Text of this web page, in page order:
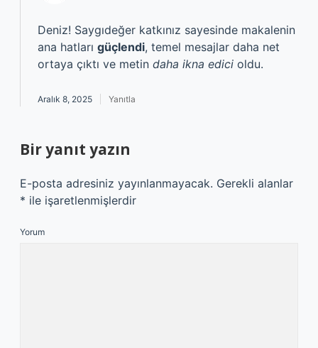
Deniz! Saygıdeğer katkınız sayesinde makalenin
ana hatları güçlendi, temel mesajlar daha net
ortaya çıktı ve metin daha ikna edici oldu.
Aralık 8, 2025 Yanıtla
Bir yanıt yazın
E-posta adresiniz yayınlanmayacak. Gerekli alanlar
* ile işaretlenmişlerdir
Yorum